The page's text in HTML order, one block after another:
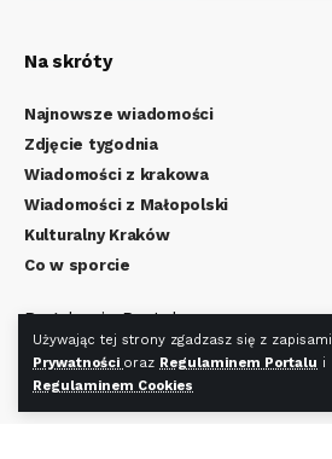
Używając tej strony zgadzasz się z zapisami
Prywatności oraz Regulaminem Portalu i
Regulaminem Cookies
Na skróty
Najnowsze wiadomości
Zdjęcie tygodnia
Wiadomości z krakowa
Wiadomości z Małopolski
Kulturalny Kraków
Co w sporcie
Regulamin Portalu
Polityka Prywatności
Regulamin Cookies